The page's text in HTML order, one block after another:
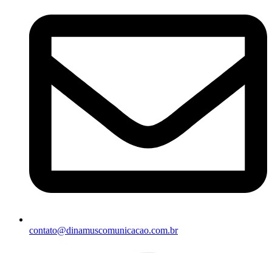
contato@dinamuscomunicacao.com.br